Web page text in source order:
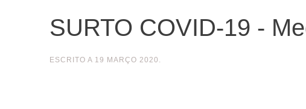
SURTO COVID-19 -
ESCRITO A 19 MARÇO 2020 .